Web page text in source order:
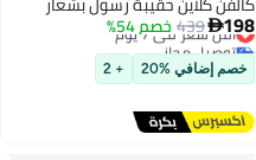
2
198
439خصم 54%
أقل سعر في 7 يوم
توصيل مجاني
أقل سعر في 7 يوم
خصم إضافي %20 + 2